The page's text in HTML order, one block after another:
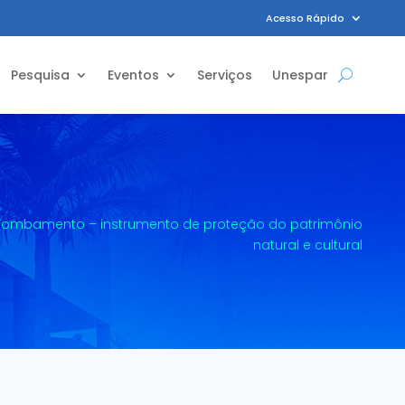
Acesso Rápido
Pesquisa Eventos Serviços Unespar
Tombamento – instrumento de proteção do patrimônio
natural e cultural